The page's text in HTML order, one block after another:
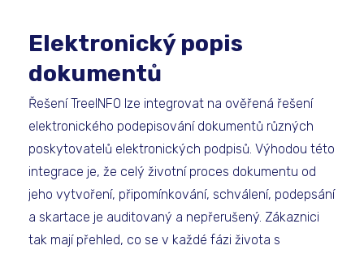
Elektronický popis
dokumentů
Řešení TreeINFO lze integrovat na ověřená řešení
elektronického podepisování dokumentů různých
poskytovatelů elektronických podpisů. Výhodou této
integrace je, že celý životní proces dokumentu od
jeho vytvoření, připomínkování, schválení, podepsání
a skartace je auditovaný a nepřerušený. Zákaznici
tak mají přehled, co se v každé fázi života s